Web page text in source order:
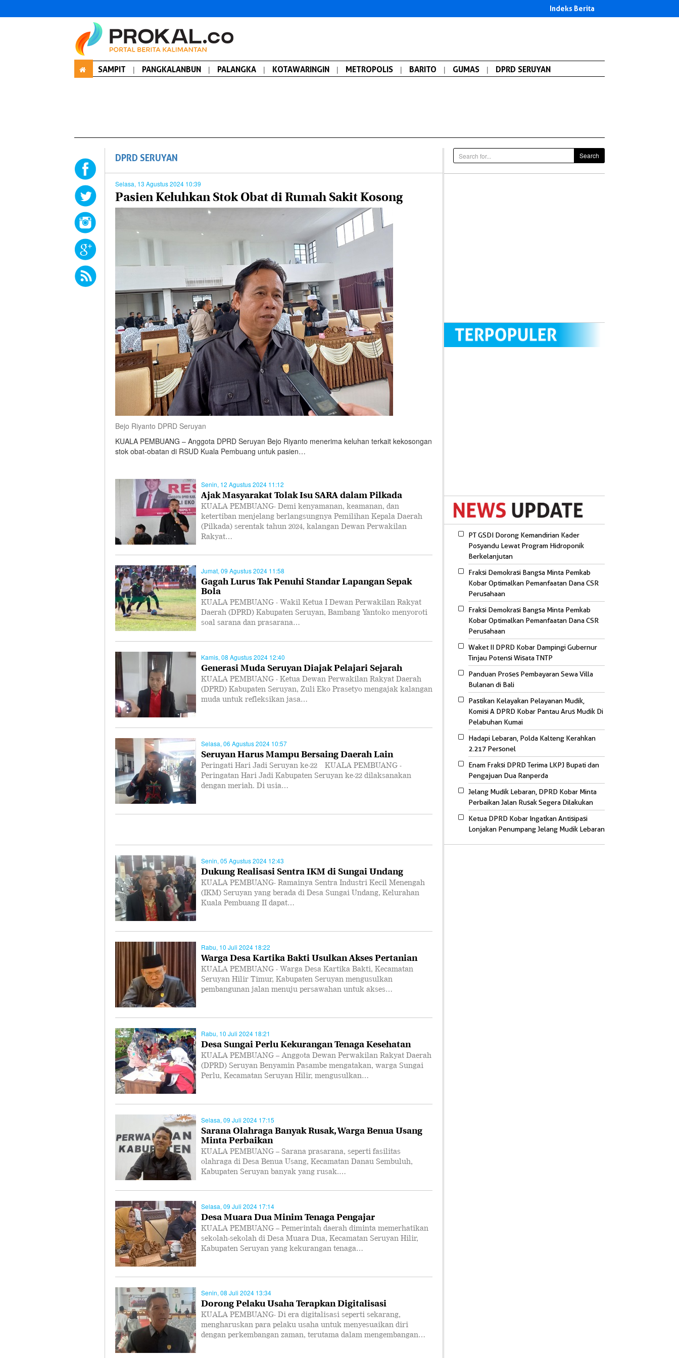
Indeks Berita
SAMPIT | PANGKALANBUN | PALANGKA | KOTAWARINGIN | METROPOLIS | BARITO | GUMAS | DPRD SERUYAN
DPRD SERUYAN
Selasa, 13 Agustus 2024 10:39
Pasien Keluhkan Stok Obat di Rumah Sakit Kosong
Bejo Riyanto DPRD Seruyan
KUALA PEMBUANG – Anggota DPRD Seruyan Bejo Riyanto menerima keluhan terkait kekosongan
stok obat-obatan di RSUD Kuala Pembuang untuk pasien…
Senin, 12 Agustus 2024 11:12
Ajak Masyarakat Tolak Isu SARA dalam Pilkada
KUALA PEMBUANG- Demi kenyamanan, keamanan, dan
ketertiban menjelang berlangsungnya Pemilihan Kepala Daerah
(Pilkada) serentak tahun 2024, kalangan Dewan Perwakilan
Rakyat…
Jumat, 09 Agustus 2024 11:58
Gagah Lurus Tak Penuhi Standar Lapangan Sepak
Bola
KUALA PEMBUANG - Wakil Ketua I Dewan Perwakilan Rakyat
Daerah (DPRD) Kabupaten Seruyan, Bambang Yantoko menyoroti
soal sarana dan prasarana…
Kamis, 08 Agustus 2024 12:40
Generasi Muda Seruyan Diajak Pelajari Sejarah
KUALA PEMBUANG - Ketua Dewan Perwakilan Rakyat Daerah
(DPRD) Kabupaten Seruyan, Zuli Eko Prasetyo mengajak kalangan
muda untuk refleksikan jasa…
Selasa, 06 Agustus 2024 10:57
Seruyan Harus Mampu Bersaing Daerah Lain
Peringati Hari Jadi Seruyan ke-22 KUALA PEMBUANG -
Peringatan Hari Jadi Kabupaten Seruyan ke-22 dilaksanakan
dengan meriah. Di usia…
Senin, 05 Agustus 2024 12:43
Dukung Realisasi Sentra IKM di Sungai Undang
KUALA PEMBUANG- Ramainya Sentra Industri Kecil Menengah
(IKM) Seruyan yang berada di Desa Sungai Undang, Kelurahan
Kuala Pembuang II dapat…
Rabu, 10 Juli 2024 18:22
Warga Desa Kartika Bakti Usulkan Akses Pertanian
KUALA PEMBUANG - Warga Desa Kartika Bakti, Kecamatan
Seruyan Hilir Timur, Kabupaten Seruyan mengusulkan
pembangunan jalan menuju persawahan untuk akses…
Rabu, 10 Juli 2024 18:21
Desa Sungai Perlu Kekurangan Tenaga Kesehatan
KUALA PEMBUANG – Anggota Dewan Perwakilan Rakyat Daerah
(DPRD) Seruyan Benyamin Pasambe mengatakan, warga Sungai
Perlu, Kecamatan Seruyan Hilir, mengusulkan…
Selasa, 09 Juli 2024 17:15
Sarana Olahraga Banyak Rusak, Warga Benua Usang
Minta Perbaikan
KUALA PEMBUANG – Sarana prasarana, seperti fasilitas
olahraga di Desa Benua Usang, Kecamatan Danau Sembuluh,
Kabupaten Seruyan banyak yang rusak.…
Selasa, 09 Juli 2024 17:14
Desa Muara Dua Minim Tenaga Pengajar
KUALA PEMBUANG – Pemerintah daerah diminta memerhatikan
sekolah-sekolah di Desa Muara Dua, Kecamatan Seruyan Hilir,
Kabupaten Seruyan yang kekurangan tenaga…
Senin, 08 Juli 2024 13:34
Dorong Pelaku Usaha Terapkan Digitalisasi
KUALA PEMBUANG- Di era digitalisasi seperti sekarang,
mengharuskan para pelaku usaha untuk menyesuaikan diri
dengan perkembangan zaman, terutama dalam mengembangan…
Search
PT GSDI Dorong Kemandirian Kader
Posyandu Lewat Program Hidroponik
Berkelanjutan
Fraksi Demokrasi Bangsa Minta Pemkab
Kobar Optimalkan Pemanfaatan Dana CSR
Perusahaan
Fraksi Demokrasi Bangsa Minta Pemkab
Kobar Optimalkan Pemanfaatan Dana CSR
Perusahaan
Waket II DPRD Kobar Dampingi Gubernur
Tinjau Potensi Wisata TNTP
Panduan Proses Pembayaran Sewa Villa
Bulanan di Bali
Pastikan Kelayakan Pelayanan Mudik,
Komisi A DPRD Kobar Pantau Arus Mudik Di
Pelabuhan Kumai
Hadapi Lebaran, Polda Kalteng Kerahkan
2.217 Personel
Enam Fraksi DPRD Terima LKPJ Bupati dan
Pengajuan Dua Ranperda
Jelang Mudik Lebaran, DPRD Kobar Minta
Perbaikan Jalan Rusak Segera Dilakukan
Ketua DPRD Kobar Ingatkan Antisipasi
Lonjakan Penumpang Jelang Mudik Lebaran